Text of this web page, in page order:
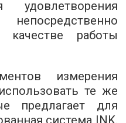
качестве работы
измерения
те же
предлагает для
система INK.